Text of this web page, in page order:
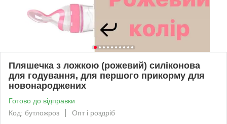
Пляшечка з ложкою (рожевий) силіконова
для годування, для першого прикорму для
новонароджених
Готово до відправки
Код: бутложроз
Опт і роздріб